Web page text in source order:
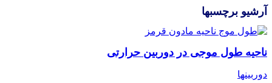
آرشیو برچسبها
ناحیه طول موجی در دوربین حرارتی
دوربینها